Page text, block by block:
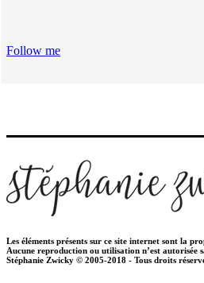
Follow me
Les éléments présents sur ce site internet sont la
Aucune reproduction ou utilisation n’est autorisée
Stéphanie Zwicky © 2005-2018 - Tous droits